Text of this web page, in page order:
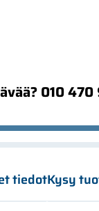
010
tiedotKysy